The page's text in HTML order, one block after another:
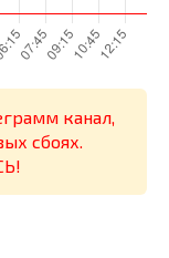
канал,
сбоях.